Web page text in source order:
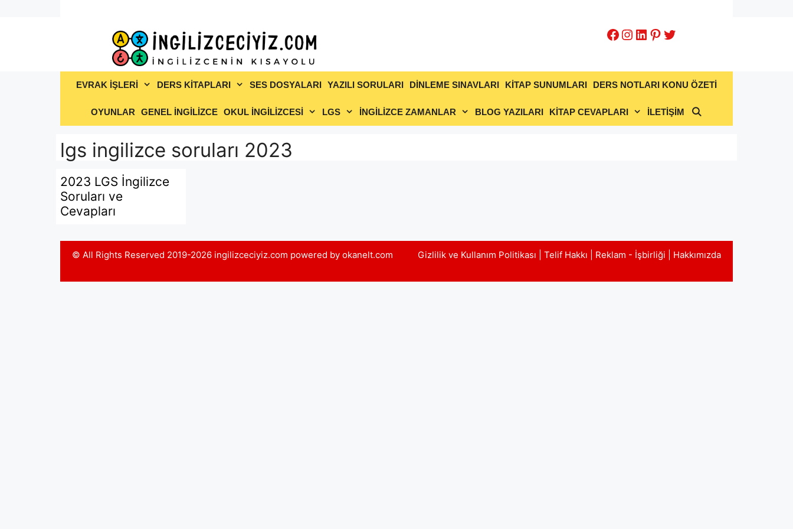
Facebook
Instagram
LinkedIn
Pinterest
Twitter
EVRAK İŞLERİ DERS KİTAPLARI SES DOSYALARI YAZILI SORULARI DİNLEME SINAVLARI KİTAP SUNUMLARI DERS NOTLARI KONU ÖZETİ
OYUNLAR GENEL İNGİLİZCE OKUL İNGİLİZCESİ LGS İNGİLİZCE ZAMANLAR BLOG YAZILARI KİTAP CEVAPLARI İLETİŞİM
lgs ingilizce soruları 2023
2023 LGS İngilizce
Soruları ve
Cevapları
Gizlilik ve Kullanım Politikası Telif Hakkı Reklam - İşbirliği Hakkımızda
© All Rights Reserved 2019-2026 ingilizceciyiz.com powered by okanelt.com